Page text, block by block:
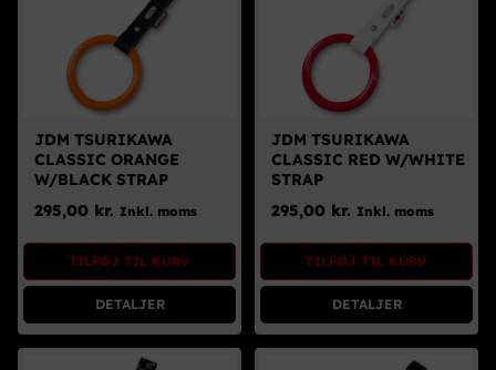
JDM TSURIKAWA
CLASSIC ORANGE
W/BLACK STRAP
295,00 kr. Inkl. moms
TILFØJ TIL KURV
DETALJER
JDM TSURIKAWA
CLASSIC RED W/WHITE
STRAP
295,00 kr. Inkl. moms
TILFØJ TIL KURV
DETALJER